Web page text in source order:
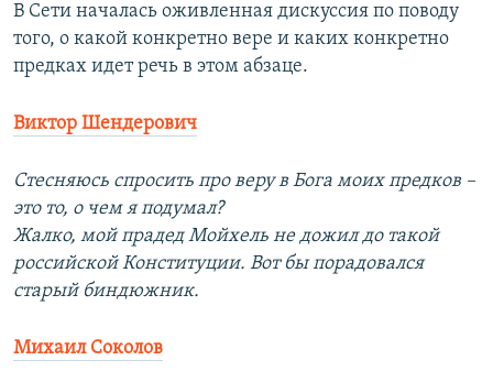
В Сети началась оживленная дискуссия по поводу
того, о какой конкретно вере и каких конкретно
предках идет речь в этом абзаце.
Виктор Шендерович
Стесняюсь спросить про веру в Бога моих предков –
это то, о чем я подумал?
Жалко, мой прадед Мойхель не дожил до такой
российской Конституции. Вот бы порадовался
старый биндюжник.
Михаил Соколов